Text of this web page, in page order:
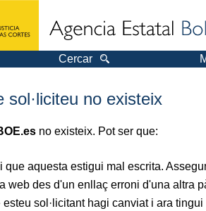
Cercar
no existeix
no existeix. Pot ser que:
aquesta estigui mal escrita.
web des d'un enllaç erroni d'una altra
sol·licitant hagi canviat i ara